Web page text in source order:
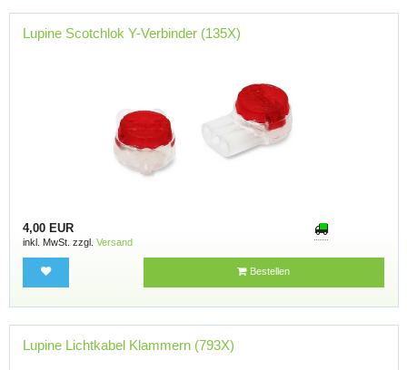
Lupine Scotchlok Y-Verbinder (135X)
4,00 EUR
inkl. MwSt. zzgl. Versand
Bestellen
Lupine Lichtkabel Klammern (793X)